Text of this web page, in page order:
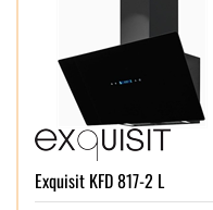
Exquisit KFD 817-2 L